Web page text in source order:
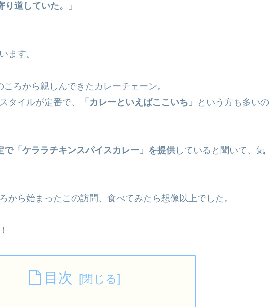
り道していた。」
ます。
ろから親しんできたカレーチェーン。
タイルが定番で、
「カレーといえばここいち」
という方も多いの
で「ケララチキンスパイスカレー」を提供 していると聞いて、気
から始まったこの訪問、食べてみたら想像以上でした。
目次